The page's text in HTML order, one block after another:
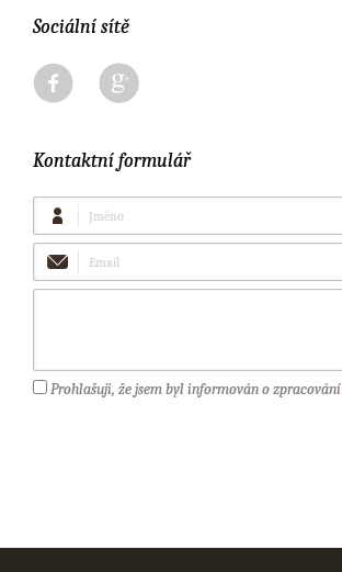
Sociální sítě
Kontaktní formulář
Jméno
Email
Prohlašuji, že jsem byl informován o zpracování